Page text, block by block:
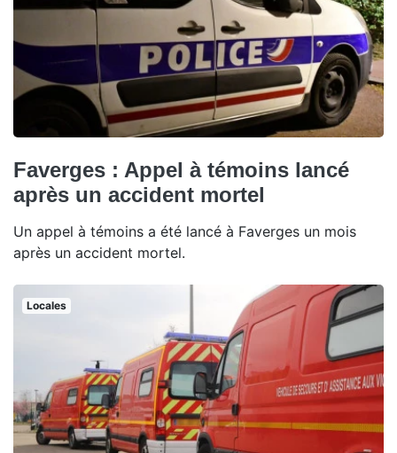
Faverges : Appel à témoins lancé
après un accident mortel
Un appel à témoins a été lancé à Faverges un mois
après un accident mortel.
Locales